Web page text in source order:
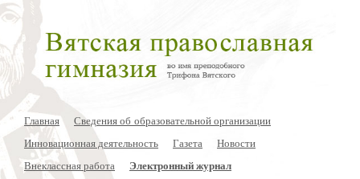
Главная
Сведения об образовательной организации
Инновационная деятельность
Газета
Новости
Внеклассная работа
Электронный журнал